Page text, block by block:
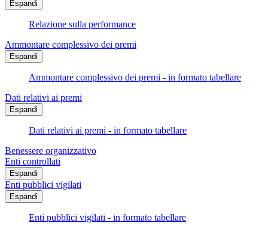
Espandi
Relazione sulla performance
Ammontare complessivo dei premi
Espandi
Ammontare complessivo dei premi - in formato tabellare
Dati relativi ai premi
Espandi
Dati relativi ai premi - in formato tabellare
Benessere organizzativo
Enti controllati
Espandi
Enti pubblici vigilati
Espandi
Enti pubblici vigilati - in formato tabellare